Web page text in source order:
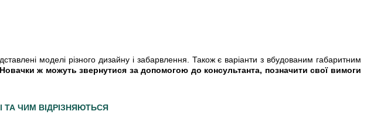
моделі різного дизайну і забарвлення. Також є варіанти з вбудованим габаритним
ж можуть звернутися за допомогою до консультанта, позначити свої вимоги
ЧИМ ВІДРІЗНЯЮТЬСЯ